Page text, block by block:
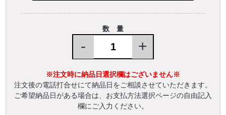
数 量
- +
※注文時に納品日選択欄はございません※
注文後の電話打合せにて納品日をご相談させていただきます。
ご希望納品日がある場合は、お支払方法選択ページの自由記入
欄にご入力ください。